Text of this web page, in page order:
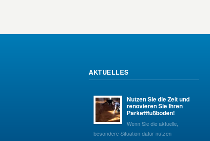
AKTUELLES
Nutzen Sie die Zeit und
renovieren Sie Ihren
Parkettfußboden!
Wenn Sie die aktuelle,
besondere Situation dafür nutzen